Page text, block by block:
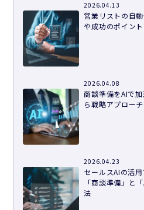
2026.04.13
営業リストの自
や成功のポイント
2026.04.08
商談準備をAIで
ら戦略アプロー
2026.04.23
セールスAIの活
「商談準備」と
法